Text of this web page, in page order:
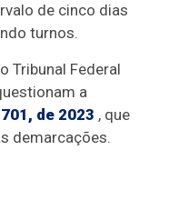
de cinco dias
turnos.
Tribunal Federal
a
de 2023 , que
demarcações.